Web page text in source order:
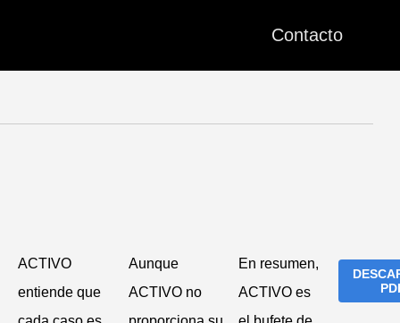
Contacto
ACTIVO
entiende que
Aunque
ACTIVO no
En resumen,
ACTIVO es